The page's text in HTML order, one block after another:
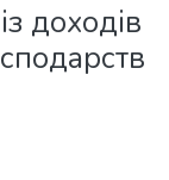
доходів